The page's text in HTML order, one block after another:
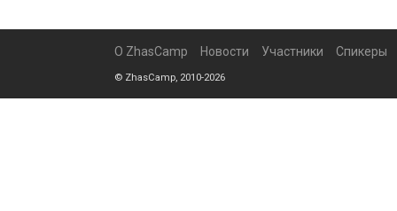
О ZhasCamp Новости Участники Спикеры
© ZhasCamp, 2010-2026